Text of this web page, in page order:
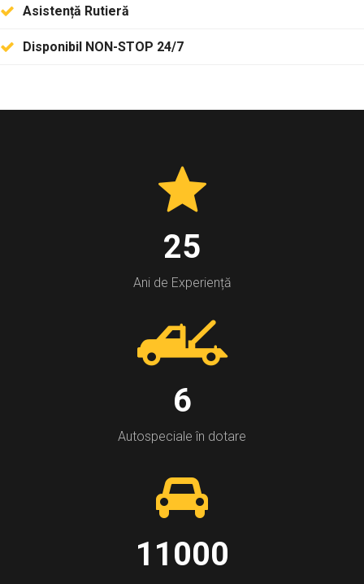
Asistență Rutieră
Disponibil NON-STOP 24/7
25
Ani de Experiență
6
Autospeciale în dotare
11000